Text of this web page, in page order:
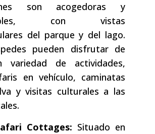
son acogedoras y
con vistas
del parque y del lago.
pueden disfrutar de
variedad de actividades,
en vehículo, caminatas
y visitas culturales a las
Cottages: Situado en